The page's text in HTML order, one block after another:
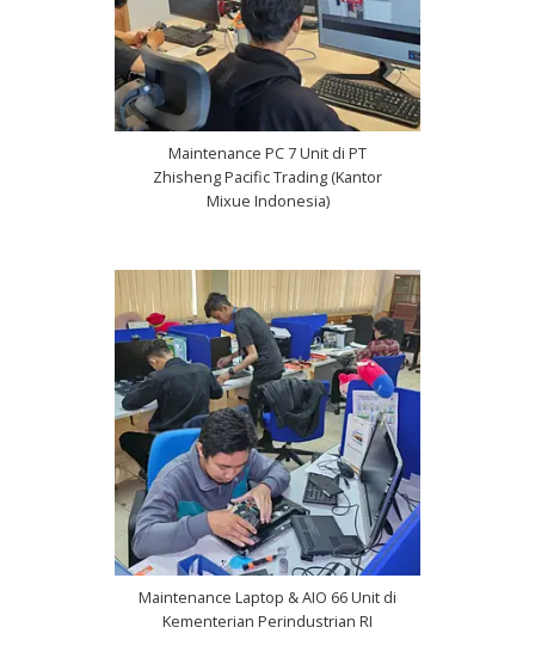
Maintenance PC 7 Unit di PT
Zhisheng Pacific Trading (Kantor
Mixue Indonesia)
Maintenance Laptop & AIO 66 Unit di
Kementerian Perindustrian RI